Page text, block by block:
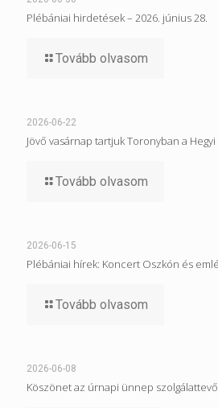
Plébániai hirdetések – 2026. június 28.
Tovább olvasom
2026-06-22
Jövő vasárnap tartjuk Toronyban a
Tovább olvasom
2026-06-15
Plébániai hírek: Koncert Oszkón és
Tovább olvasom
2026-06-08
Köszönet az úrnapi ünnep